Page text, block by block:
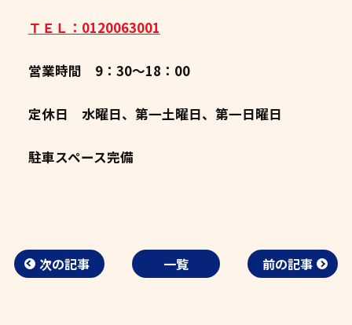
ＴＥＬ：0120063001
営業時間 9：30～18：00
定休日 水曜日、第一土曜日、第一日曜日
駐車スペース完備
次の記事 一覧 前の記事